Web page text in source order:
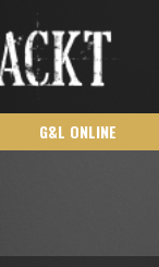
G&L ONLINE